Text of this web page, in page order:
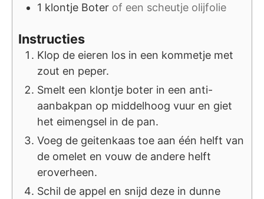
1 klontje Boter of een scheutje olijfolie
Instructies
Klop de eieren los in een kommetje met
zout en peper.
Smelt een klontje boter in een anti-
aanbakpan op middelhoog vuur en giet
het eimengsel in de pan.
Voeg de geitenkaas toe aan één helft van
de omelet en vouw de andere helft
eroverheen.
Schil de appel en snijd deze in dunne